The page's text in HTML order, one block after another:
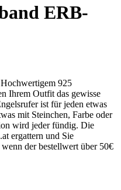
ERB-
925
Ihrem Outfit das gewisse
ist für jeden etwas
mit Steinchen, Farbe oder
wird jeder fündig. Die
ergattern und Sie
der bestellwert über 50€